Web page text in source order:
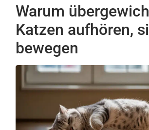
Warum
Katzen aufhören,
bewegen